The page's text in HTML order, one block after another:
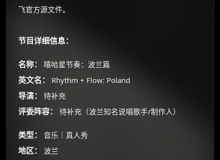
飞官方源文件。
节目详细信息：
名称： 嘻哈星节奏：波兰篇
英文名： Rhythm + Flow: Poland
导演： 待补充
评委阵容： 待补充（波兰知名说唱歌手/制作人）
类型： 音乐｜真人秀
地区： 波兰